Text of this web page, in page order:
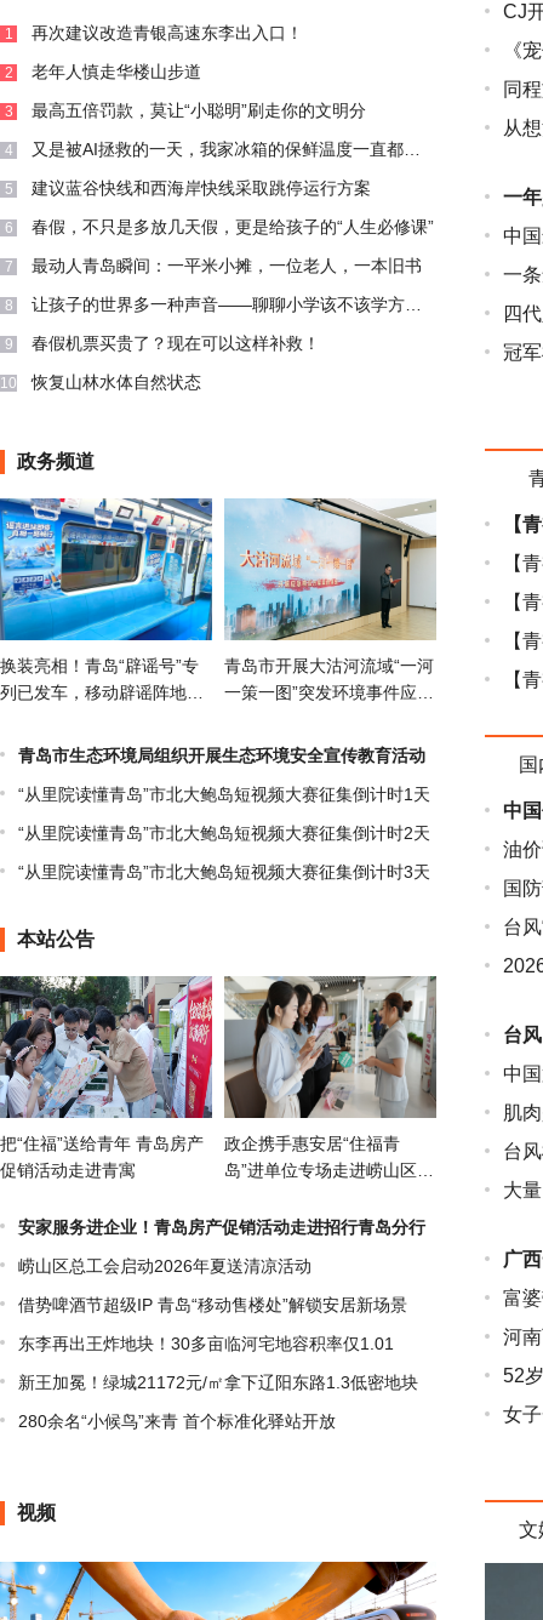
1 再次建议改造青银高速东李出入口！
2 老年人慎走华楼山步道
3 最高五倍罚款，莫让“小聪明”刷走你的文明分
4 又是被AI拯救的一天，我家冰箱的保鲜温度一直都是智能7度想调
5 建议蓝谷快线和西海岸快线采取跳停运行方案
6 春假，不只是多放几天假，更是给孩子的“人生必修课”
7 最动人青岛瞬间：一平米小摊，一位老人，一本旧书
8 让孩子的世界多一种声音——聊聊小学该不该学方言？
9 春假机票买贵了？现在可以这样补救！
10 恢复山林水体自然状态
CJ
《
同
从想
一
中国
一条
四
冠军
政务频道
换装亮相！青岛“辟谣号”专
列已发车，移动辟谣阵地直
青岛市开展大沽河流域“一河
一策一图”突发环境事件应急
青岛市生态环境局组织开展生态环境安全宣传教育活动
“从里院读懂青岛”市北大鲍岛短视频大赛征集倒计时1天
“从里院读懂青岛”市北大鲍岛短视频大赛征集倒计时2天
“从里院读懂青岛”市北大鲍岛短视频大赛征集倒计时3天
本站公告
把“住福”送给青年 青岛房产
促销活动走进青寓
政企携手惠安居“住福青
岛”进单位专场走进崂山区政
安家服务进企业！青岛房产促销活动走进招行青岛分行
崂山区总工会启动2026年夏送清凉活动
借势啤酒节超级IP 青岛“移动售楼处”解锁安居新场景
东李再出王炸地块！30多亩临河宅地容积率仅1.01
新王加冕！绿城21172元/㎡拿下辽阳东路1.3低密地块
280余名“小候鸟”来青 首个标准化驿站开放
【
【
【
【
【
国
中国
油
国
台
台
中
肌肉
台
大
广
富
河
52
女
视频
文